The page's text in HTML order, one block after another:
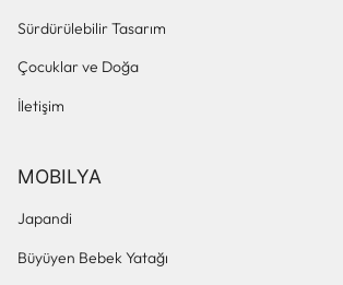
Sürdürülebilir Tasarım
Çocuklar ve Doğa
İletişim
MOBILYA
Japandi
Büyüyen Bebek Yatağı